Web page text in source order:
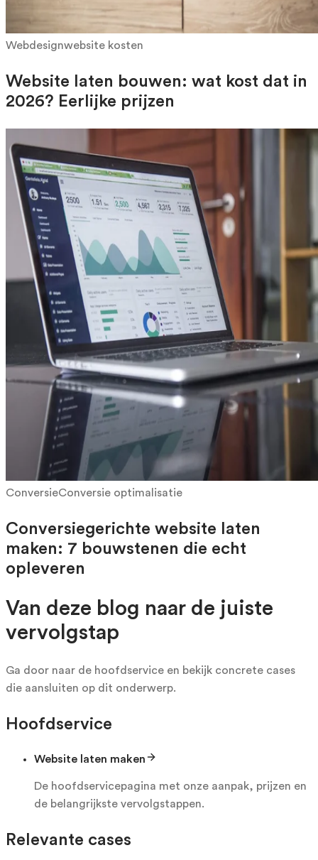
Webdesignwebsite kosten
Website laten bouwen: wat kost dat in
2026? Eerlijke prijzen
ConversieConversie optimalisatie
Conversiegerichte website laten
maken: 7 bouwstenen die echt
opleveren
Van deze blog naar de juiste
vervolgstap
Ga door naar de hoofdservice en bekijk concrete cases
die aansluiten op dit onderwerp.
Hoofdservice
Website laten maken
De hoofdservicepagina met onze aanpak, prijzen en
de belangrijkste vervolgstappen.
Relevante cases